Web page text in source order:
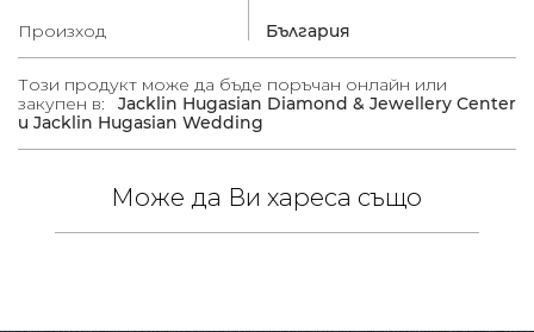
Произход България
Този продукт може да бъде поръчан онлайн или
закупен в:
Jacklin Hugasian Diamond & Jewellery Center
и Jacklin Hugasian Wedding
Може да Ви хареса също